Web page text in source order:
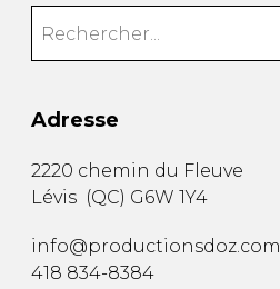
Adresse
2220 chemin du Fleuve
Lévis (QC) G6W 1Y4
info@productionsdoz.com
418 834-8384